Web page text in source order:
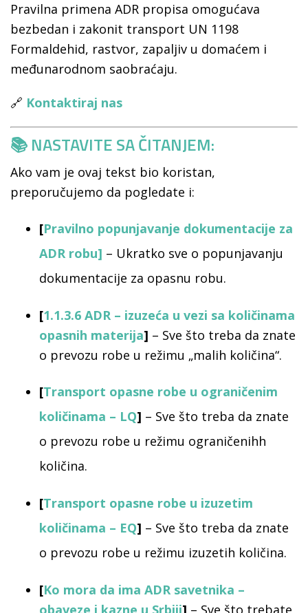
Pravilna primena ADR propisa omogućava
bezbedan i zakonit transport UN 1198
Formaldehid, rastvor, zapaljiv u domaćem i
međunarodnom saobraćaju.
🔗 Kontaktiraj nas
📚 NASTAVITE SA ČITANJEM:
Ako vam je ovaj tekst bio koristan,
preporučujemo da pogledate i:
[Pravilno popunjavanje dokumentacije za
ADR robu] – Ukratko sve o popunjavanju
dokumentacije za opasnu robu.
[1.1.3.6 ADR – izuzeća u vezi sa količinama
opasnih materija] – Sve što treba da znate
o prevozu robe u režimu „malih količina“.
[Transport opasne robe u ograničenim
količinama – LQ] – Sve što treba da znate
o prevozu robe u režimu ograničenihh
količina.
[Transport opasne robe u izuzetim
količinama – EQ] – Sve što treba da znate
o prevozu robe u režimu izuzetih količina.
[Ko mora da ima ADR savetnika –
obaveze i kazne u Srbiji] – Sve što trebate